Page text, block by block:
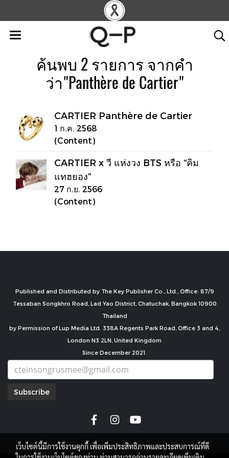
ค้นพบ 2 รายการ จากคำ
ว่า"Panthère de Cartier"
CARTIER Panthère de Cartier
1 ก.ค. 2568
(Content)
CARTIER x วี แห่งวง BTS หรือ “คิม
แทฮยอง”
27 ก.ย. 2566
(Content)
Published and Distributed by The Key Publisher Co., Ltd., Office: 87/9
Tessaban Songkhro Road, Lad Yao District, Chatuchak, Bangkok 10900
Thailand
by Permission of Lup Media Ltd. 338A Regents Park Road, Office 3 and 4,
London N3 2LN, United Kingdom
Since December 2021.
Subscribe
เว็บไซต์นี้มีการใช้งานคุกกี้ เพื่อเพิ่มประสิทธิภาพและประสบการณ์ที่ดี